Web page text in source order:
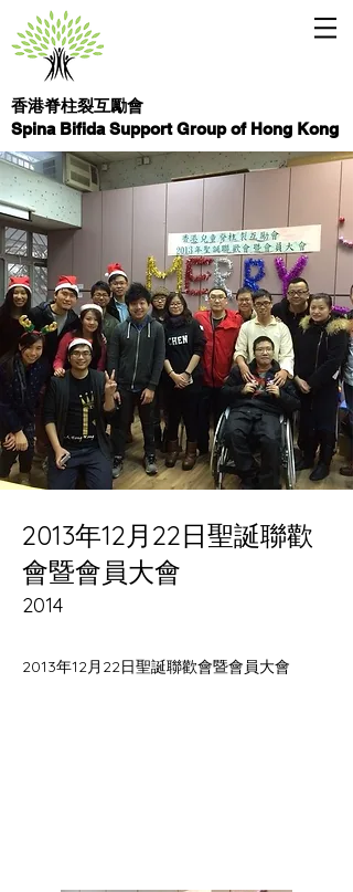
香港脊柱裂互勵會
Spina Bifida Support Group of Hong Kong
2013年12月22日聖誕聯歡
會暨會員大會
2014
2013年12月22日聖誕聯歡會暨會員大會